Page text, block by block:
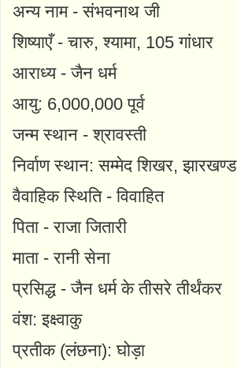
अन्य नाम - संभवनाथ जी
शिष्याएँ - चारु, श्यामा, 105 गांधार
आराध्य - जैन धर्म
आयु: 6,000,000 पूर्व
जन्म स्थान - श्रावस्ती
निर्वाण स्थान: सम्मेद शिखर, झारखण्ड
वैवाहिक स्थिति - विवाहित
पिता - राजा जितारी
माता - रानी सेना
प्रसिद्ध - जैन धर्म के तीसरे तीर्थंकर
वंश: इक्ष्वाकु
प्रतीक (लंछना): घोड़ा